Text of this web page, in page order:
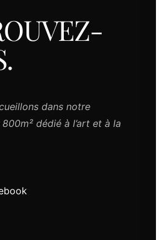
dans notre
dédié à l’art et à la